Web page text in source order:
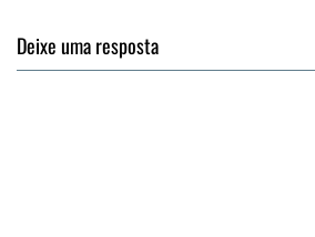
Deixe uma resposta